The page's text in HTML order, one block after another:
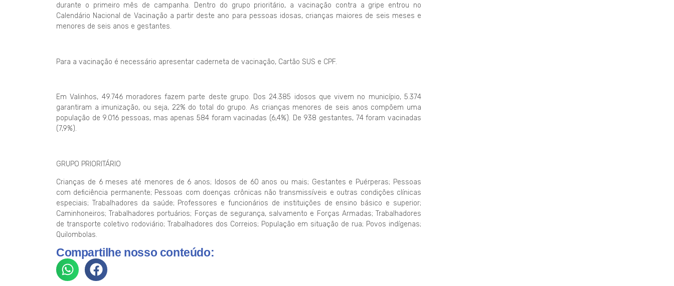
durante o primeiro mês de campanha. Dentro do grupo prioritário, a vacinação contra a gripe entrou no
Calendário Nacional de Vacinação a partir deste ano para pessoas idosas, crianças maiores de seis meses e
menores de seis anos e gestantes.
Para a vacinação é necessário apresentar caderneta de vacinação, Cartão SUS e CPF.
Em Valinhos, 49.746 moradores fazem parte deste grupo. Dos 24.385 idosos que vivem no município, 5.374
garantiram a imunização, ou seja, 22% do total do grupo. As crianças menores de seis anos compõem uma
população de 9.016 pessoas, mas apenas 584 foram vacinadas (6,4%). De 938 gestantes, 74 foram vacinadas
(7,9%).
GRUPO PRIORITÁRIO
Crianças de 6 meses até menores de 6 anos; Idosos de 60 anos ou mais; Gestantes e Puérperas; Pessoas
com deficiência permanente; Pessoas com doenças crônicas não transmissíveis e outras condições clínicas
especiais; Trabalhadores da saúde; Professores e funcionários de instituições de ensino básico e superior;
Caminhoneiros; Trabalhadores portuários; Forças de segurança, salvamento e Forças Armadas; Trabalhadores
de transporte coletivo rodoviário; Trabalhadores dos Correios; População em situação de rua; Povos indígenas;
Quilombolas.
Compartilhe nosso conteúdo: